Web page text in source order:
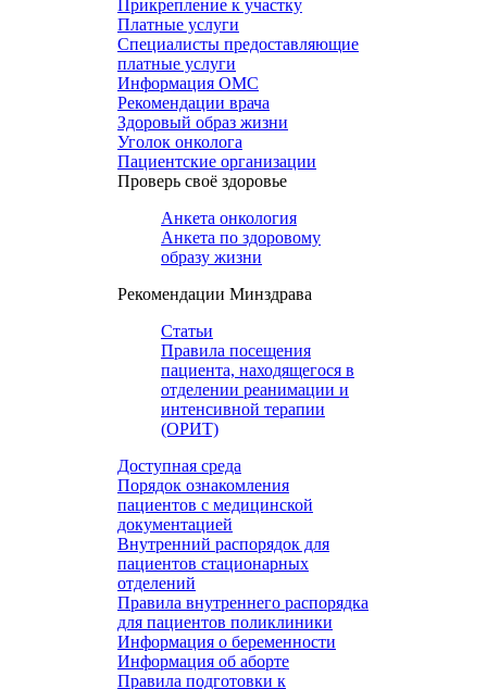
Прикрепление к участку
Платные услуги
Специалисты предоставляющие
платные услуги
Информация ОМС
Рекомендации врача
Здоровый образ жизни
Уголок онколога
Пациентские организации
Проверь своё здоровье
Анкета онкология
Анкета по здоровому
образу жизни
Рекомендации Минздрава
Статьи
Правила посещения
пациента, находящегося в
отделении реанимации и
интенсивной терапии
(ОРИТ)
Доступная среда
Порядок ознакомления
пациентов с медицинской
документацией
Внутренний распорядок для
пациентов стационарных
отделений
Правила внутреннего распорядка
для пациентов поликлиники
Информация о беременности
Информация об аборте
Правила подготовки к